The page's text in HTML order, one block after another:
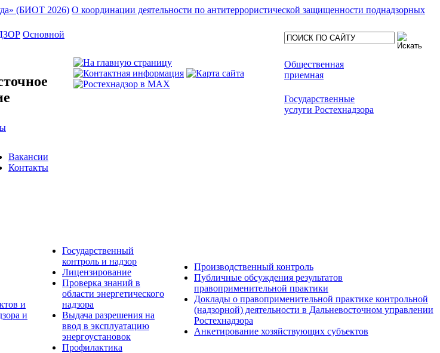
(БИОТ 2026) О координации деятельности по антитеррористической защищенности поднадзорных
Основной
Общественная
приемная
Государственные
услуги Ростехнадзора
Вакансии
Контакты
и
и
Государственный
контроль и надзор
Лицензирование
Проверка знаний в
области энергетического
надзора
Выдача разрешения на
ввод в эксплуатацию
энергоустановок
Профилактика
Производственный контроль
Публичные обсуждения результатов
правоприменительной практики
Доклады о правоприменительной практике контрольной
(надзорной) деятельности в Дальневосточном управлении
Ростехнадзора
Анкетирование хозяйствующих субъектов